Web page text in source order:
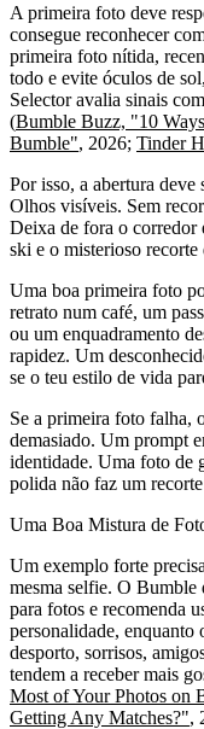
A primeira foto deve
consegue reconhecer
primeira foto nítida,
todo e evite óculos de
Selector avalia sinais
(Bumble Buzz, "10
Bumble", 2026; Tinder
Por isso, a abertura
Olhos visíveis. Sem
Deixa de fora o corredor
ski e o misterioso recorte
Uma boa primeira foto
retrato num café, um
ou um enquadramento
rapidez. Um
se o teu estilo de vida
Se a primeira foto falha,
demasiado. Um prompt
identidade. Uma foto de
polida não faz um
Uma Boa Mistura de
Um exemplo forte
mesma selfie. O Bumble
para fotos e recomenda
personalidade, enquanto
desporto, sorrisos,
tendem a receber mais
Most of Your Photos on
Getting Any Matches?",